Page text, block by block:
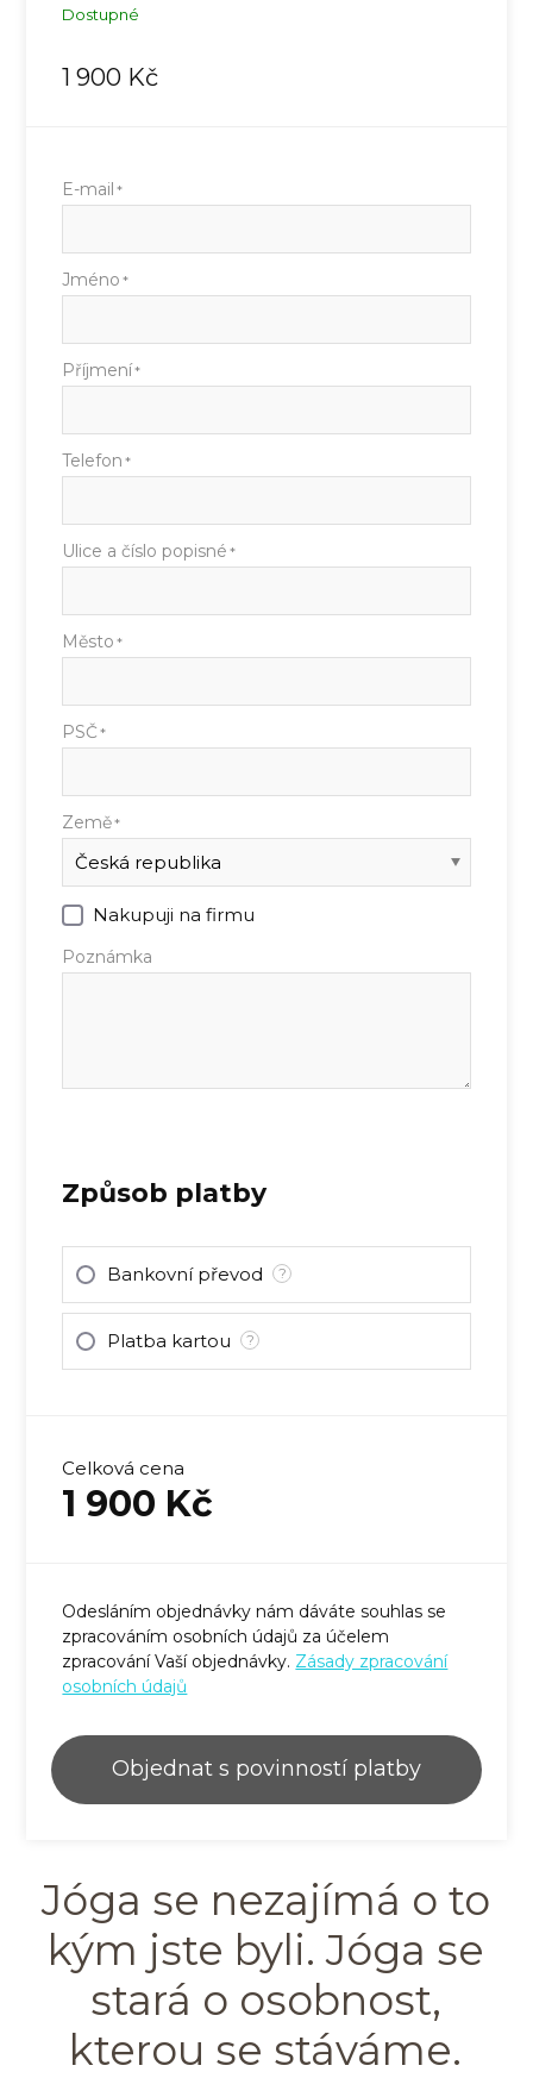
Dostupné
1 900 Kč
E-mail *
Jméno *
Příjmení*
Telefon *
Ulice a číslo popisné *
Město *
PSČ *
Země*
Nakupuji na firmu
Poznámka
Způsob platby
Bankovní převod ?
Platba kartou ?
Celková cena
1 900 Kč
Odesláním objednávky nám dáváte souhlas se
zpracováním osobních údajů za účelem
zpracování Vaší objednávky. Zásady zpracování
osobních údajů
Objednat s povinností platby
Jóga se nezajímá o to
kým jste byli. Jóga se
stará o osobnost,
kterou se stáváme.